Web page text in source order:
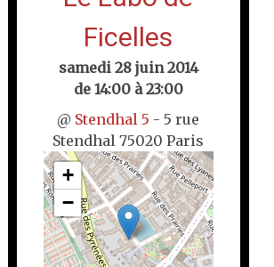
Ficelles
samedi 28 juin 2014
de 14:00 à 23:00
@ Stendhal 5 - 5 rue
Stendhal 75020 Paris
+
−